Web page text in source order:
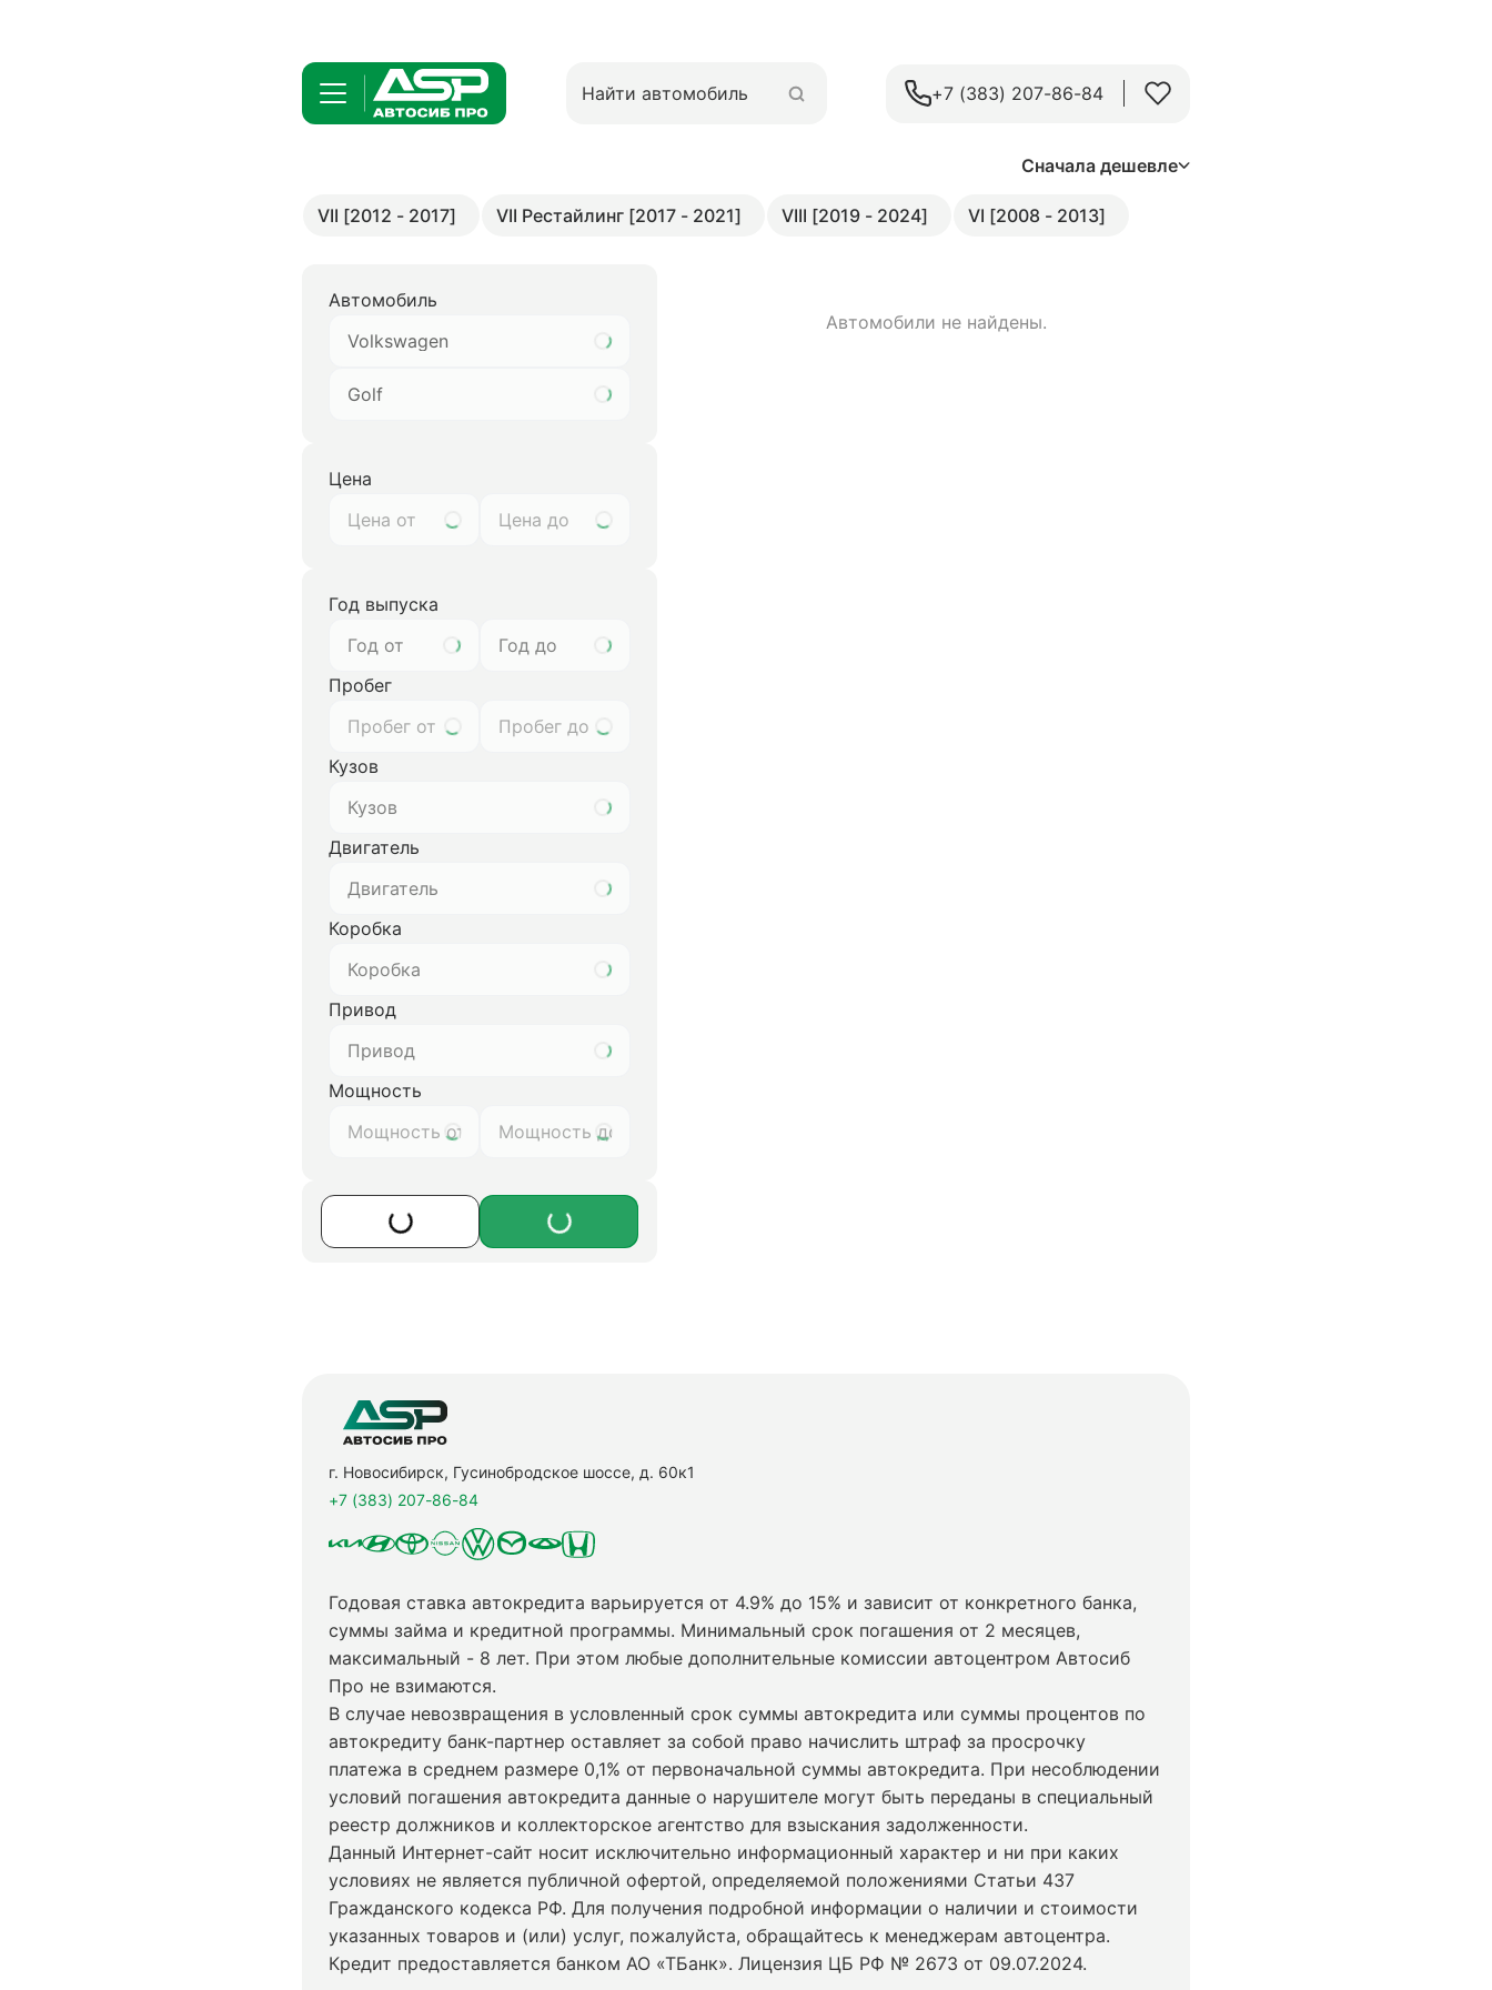
+7 (383) 207-86-84
Сначала дешевле
VII [2012 - 2017] VII Рестайлинг [2017 - 2021] VIII [2019 - 2024] VI [2008 - 2013]
Автомобиль
Volkswagen
Golf
Цена
Год выпуска
Год от
Год до
Пробег
Кузов
Кузов
Двигатель
Двигатель
Коробка
Коробка
Привод
Привод
Мощность
Автомобили не найдены.
г. Новосибирск, Гусинобродское шоссе, д. 60к1
+7 (383) 207-86-84
Годовая ставка автокредита варьируется от 4.9% до 15% и зависит от конкретного банка,
суммы займа и кредитной программы. Минимальный срок погашения от 2 месяцев,
максимальный - 8 лет. При этом любые дополнительные комиссии автоцентром Автосиб
Про не взимаются.
В случае невозвращения в условленный срок суммы автокредита или суммы процентов по
автокредиту банк-партнер оставляет за собой право начислить штраф за просрочку
платежа в среднем размере 0,1% от первоначальной суммы автокредита. При несоблюдении
условий погашения автокредита данные о нарушителе могут быть переданы в специальный
реестр должников и коллекторское агентство для взыскания задолженности.
Данный Интернет-сайт носит исключительно информационный характер и ни при каких
условиях не является публичной офертой, определяемой положениями Статьи 437
Гражданского кодекса РФ. Для получения подробной информации о наличии и стоимости
указанных товаров и (или) услуг, пожалуйста, обращайтесь к менеджерам автоцентра.
Кредит предоставляется банком АО «ТБанк». Лицензия ЦБ РФ № 2673 от 09.07.2024.